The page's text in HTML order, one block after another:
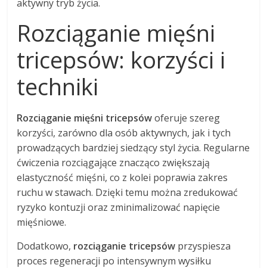
aktywny tryb życia.
Rozciąganie mięśni
tricepsów: korzyści i
techniki
Rozciąganie mięśni tricepsówoferuje szereg
korzyści, zarówno dla osób aktywnych, jak i tych
prowadzących bardziej siedzący styl życia. Regularne
ćwiczenia rozciągające znacząco zwiększają
elastyczność mięśni, co z kolei poprawia zakres
ruchu w stawach. Dzięki temu można zredukować
ryzyko kontuzji oraz zminimalizować napięcie
mięśniowe.
Dodatkowo, rozciąganie tricepsów przyspiesza
proces regeneracji po intensywnym wysiłku